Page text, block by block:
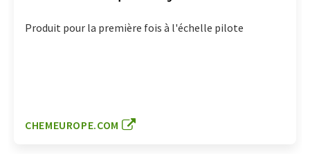
Produit pour la première fois à l'échelle pilote
CHEMEUROPE.COM